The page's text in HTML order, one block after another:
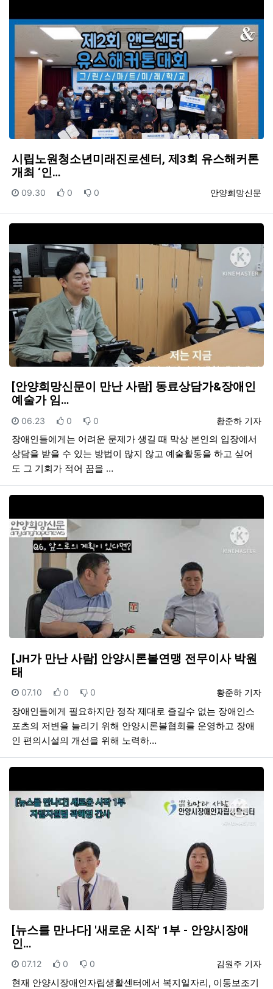
시립노원청소년미래진로센터, 제3회 유스해커톤
개최 ‘인…
등록자
안양희망신문
등록일
09.30 추천
0 비추천
0
[안양희망신문이 만난 사람] 동료상담가&장애인
예술가 임…
등록자
황준하 기자
등록일
06.23 추천
0 비추천
0
장애인들에게는 어려운 문제가 생길 때 막상 본인의 입장에서
상담을 받을 수 있는 방법이 많지 않고 예술활동을 하고 싶어
도 그 기회가 적어 꿈을 …
[JH가 만난 사람] 안양시론볼연맹 전무이사 박원
태
등록자
황준하 기자
등록일
07.10 추천
0 비추천
0
장애인들에게 필요하지만 정작 제대로 즐길수 없는 장애인스
포츠의 저변을 늘리기 위해 안양시론볼협회를 운영하고 장애
인 편의시설의 개선을 위해 노력하…
[뉴스를 만나다] '새로운 시작' 1부 - 안양시장애
인…
등록자
김원주 기자
등록일
07.12 추천
0 비추천
0
현재 안양시장애인자립생활센터에서 복지일자리, 이동보조기